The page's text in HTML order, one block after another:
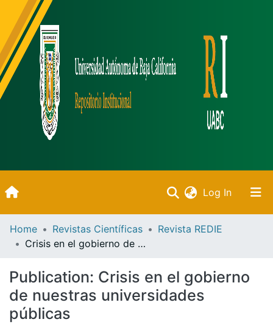
Log In(current)
Inicio
Communities & Collections
All of DSpace
Statistics
Home Revistas Científicas
Revista REDIE
Crisis en el gobierno de nuestras universidades públicas
Publication: Crisis en el gobierno
de nuestras universidades
públicas